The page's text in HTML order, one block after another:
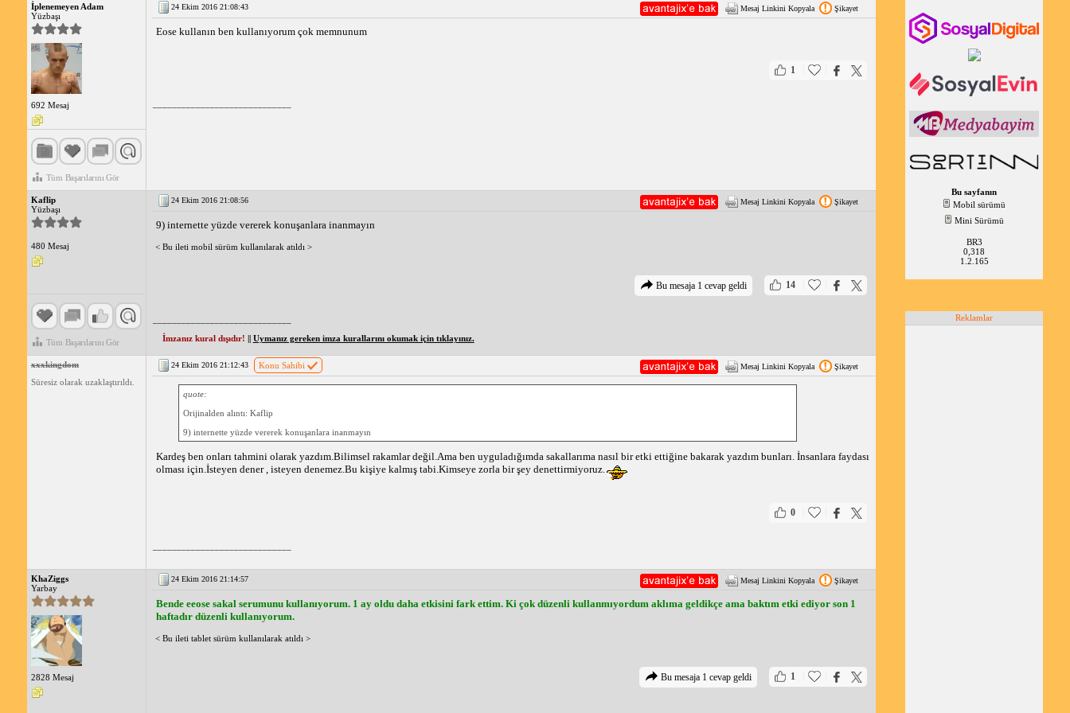
Hindistan Cevizi Yağının Sakala Uygulanması
Hindistan cevizi yağını sakalınıza uygulamak çok kolaydır. Avucunuza bir miktar yağ alın ve hafifçe ısıtmak için ellerinizi birbirine sürün. Yağı
sakalınıza eşit şekilde uygulayın, köklere nazikçe masaj yapın. En iyi sonuçlar için haftada 2-3 kez uygulayın.
Sonuç
Biberiye yağı ve hindistan cevizi yağı, sakal büyümesini destekleyen güçlü doğal bileşenlerdir. Bu doğal çözümleri rutininize dahil ederek, sağlıklı,
İplenemeyen Adam
Yüzbaşı
692 Mesaj
Tüm Başarılarını Gör
24 Ekim 2016 21:08:43 Mesaj Linkini Kopyala Şikayet
Eose kullanın ben kullanıyorum çok memnunum
1
Kaflip
Yüzbaşı
480 Mesaj
Tüm Başarılarını Gör
24 Ekim 2016 21:08:56 Mesaj Linkini Kopyala Şikayet
9) internette yüzde vererek konuşanlara inanmayın
< Bu ileti mobil sürüm kullanılarak atıldı >
14
Bu mesaja 1 cevap geldi
İmzanız kural dışıdır! || Uymanız gereken imza kurallarını okumak için tıklayınız.
xxxkingdom
Süresiz olarak uzaklaştırıldı.
24 Ekim 2016 21:12:43 Konu Sahibi Mesaj Linkini Kopyala Şikayet
quote:
Orijinalden alıntı: Kaflip
9) internette yüzde vererek konuşanlara inanmayın
Kardeş ben onları tahmini olarak yazdım.Bilimsel rakamlar değil.Ama ben uyguladığımda sakallarıma nasıl bir etki ettiğine bakarak yazdım bunları. İnsanlara faydası
olması için.İsteyen dener , isteyen denemez.Bu kişiye kalmış tabi.Kimseye zorla bir şey denettirmiyoruz.
0
KhaZiggs
Yarbay
2828 Mesaj
24 Ekim 2016 21:14:57 Mesaj Linkini Kopyala Şikayet
Bende eeose sakal serumunu kullanıyorum. 1 ay oldu daha etkisini fark ettim. Ki çok düzenli kullanmıyordum aklıma geldikçe ama baktım etki ediyor son 1
haftadır düzenli kullanıyorum.
< Bu ileti tablet sürüm kullanılarak atıldı >
1
Bu mesaja 1 cevap geldi
Bu sayfanın
Mobil sürümü
Mini Sürümü
BR3
0,318
1.2.165
Reklamlar